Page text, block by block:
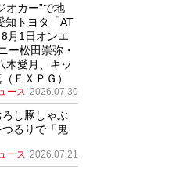
オカー”で地
知トヨタ「AT
月1日オンエ
ー松田崇弥・
木愛月、キッ
ＥＸＰＧ）
ース 2026.07.30
ろし豚しゃぶ
るりで「鬼
ース 2026.07.21